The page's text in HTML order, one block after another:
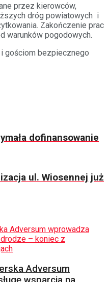
przez kierowców,
dróg powiatowych i
Zakończenie prac
warunków pogodowych.
gościom bezpiecznego
dofinansowanie
ul. Wiosennej już
Adversum